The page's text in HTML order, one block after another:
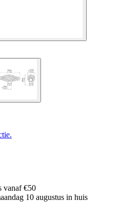
vanaf €50
10 augustus in huis